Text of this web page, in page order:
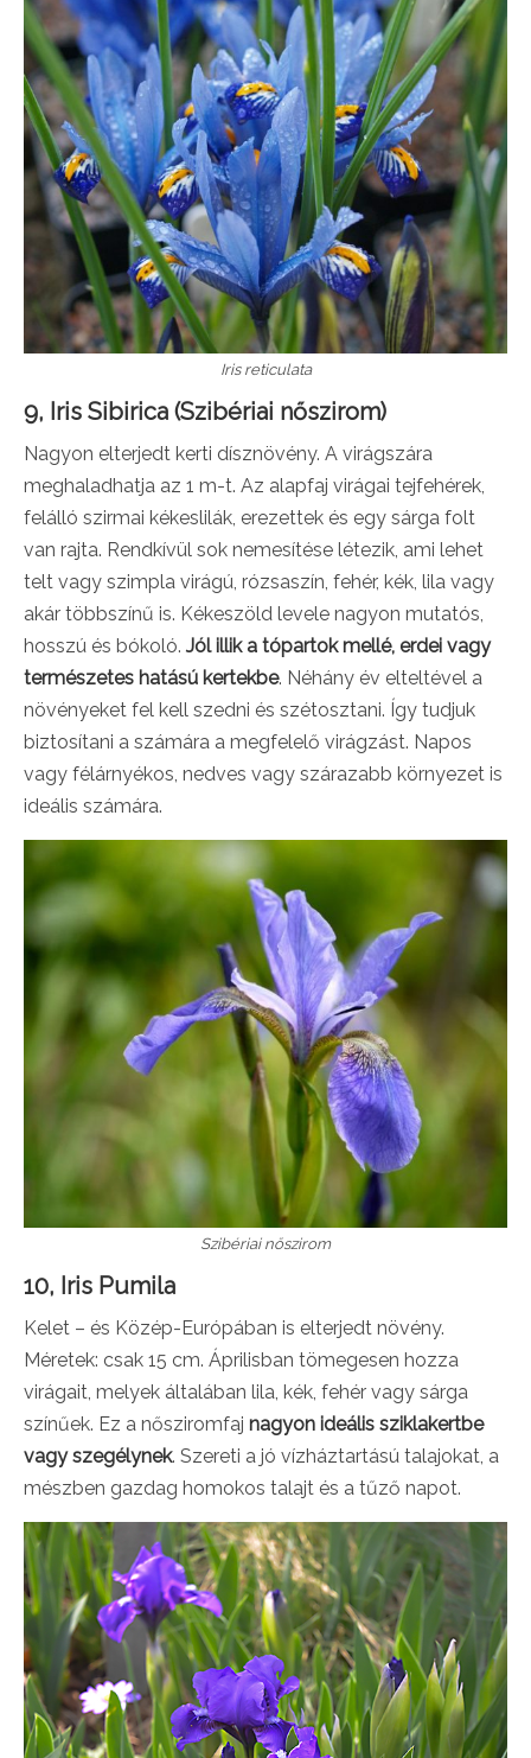
Iris reticulata
9, Iris Sibirica (Szibériai nőszirom)
Nagyon elterjedt kerti dísznövény. A virágszára
meghaladhatja az 1 m-t. Az alapfaj virágai tejfehérek,
felálló szirmai kékeslilák, erezettek és egy sárga folt
van rajta. Rendkívül sok nemesítése létezik, ami lehet
telt vagy szimpla virágú, rózsaszín, fehér, kék, lila vagy
akár többszínű is. Kékeszöld levele nagyon mutatós,
hosszú és bókoló. Jól illik a tópartok mellé, erdei vagy
természetes hatású kertekbe. Néhány év elteltével a
növényeket fel kell szedni és szétosztani. Így tudjuk
biztosítani a számára a megfelelő virágzást. Napos
vagy félárnyékos, nedves vagy szárazabb környezet is
ideális számára.
Szibériai nőszirom
10, Iris Pumila
Kelet – és Közép-Európában is elterjedt növény.
Méretek: csak 15 cm. Áprilisban tömegesen hozza
virágait, melyek általában lila, kék, fehér vagy sárga
színűek. Ez a nősziromfaj nagyon ideális sziklakertbe
vagy szegélynek. Szereti a jó vízháztartású talajokat, a
mészben gazdag homokos talajt és a tűző napot.